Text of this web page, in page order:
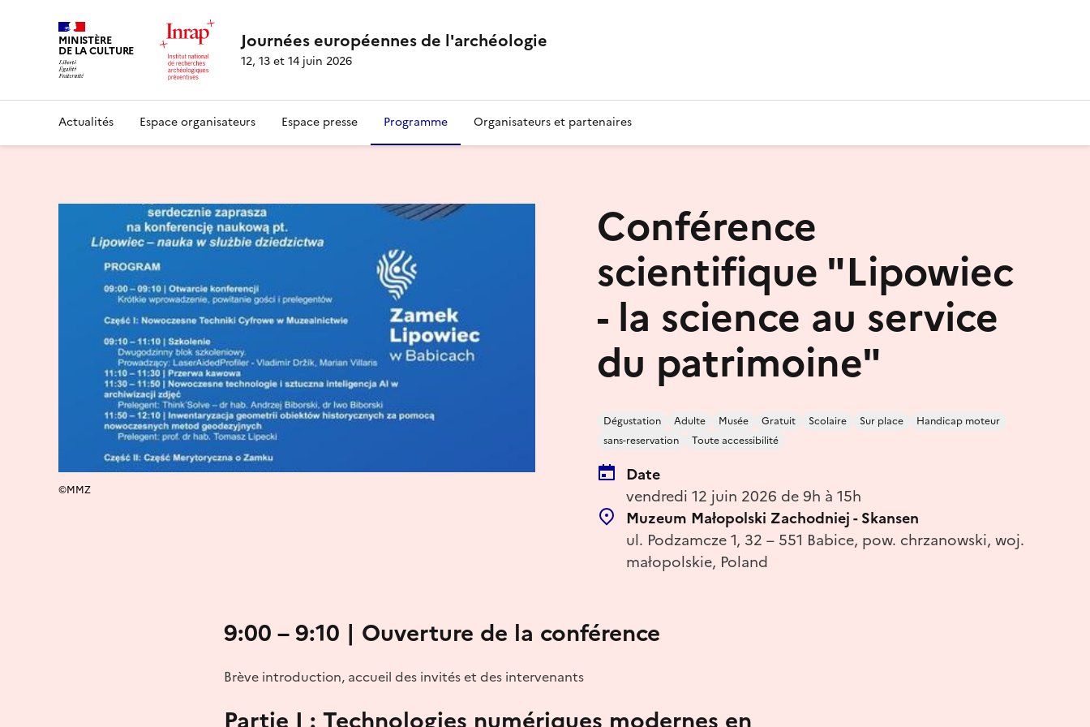
MINISTÈRE
DE LA CULTURE Journées européennes de l'archéologie
12, 13 et 14 juin 2026
Actualités Espace organisateurs Espace presse Programme Organisateurs et partenaires
Conférence
scientifique "Lipowiec
- la science au service
du patrimoine"
Dégustation Adulte Musée Gratuit Scolaire Sur place
Handicap moteur
sans-reservation
Toute accessibilité
Date
vendredi 12 juin 2026 de 9h à 15h
Muzeum Małopolski Zachodniej - Skansen
ul. Podzamcze 1, 32 – 551 Babice, pow. chrzanowski, woj.
małopolskie, Poland
©MMZ
9:00 – 9:10 | Ouverture de la conférence
Brève introduction, accueil des invités et des intervenants